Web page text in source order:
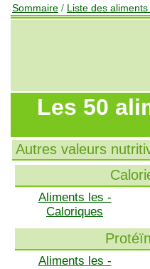
Sommaire / Liste des
Les 50
Autres valeurs
Aliments les -
Caloriques
Aliments les -